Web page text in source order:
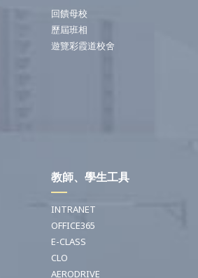
回饋母校
歷屆班相
遊覽彩霞道校舍
教師、學生工具
INTRANET
OFFICE365
E-CLASS
CLO
AERODRIVE